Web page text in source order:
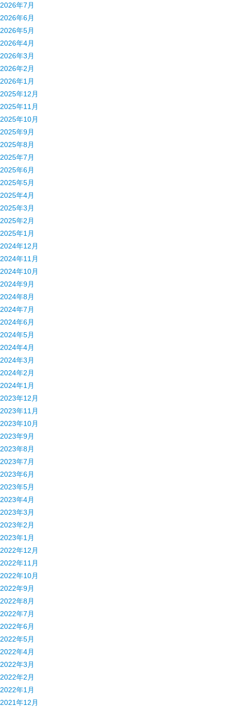
2026年7月
2026年6月
2026年5月
2026年4月
2026年3月
2026年2月
2026年1月
2025年12月
2025年11月
2025年10月
2025年9月
2025年8月
2025年7月
2025年6月
2025年5月
2025年4月
2025年3月
2025年2月
2025年1月
2024年12月
2024年11月
2024年10月
2024年9月
2024年8月
2024年7月
2024年6月
2024年5月
2024年4月
2024年3月
2024年2月
2024年1月
2023年12月
2023年11月
2023年10月
2023年9月
2023年8月
2023年7月
2023年6月
2023年5月
2023年4月
2023年3月
2023年2月
2023年1月
2022年12月
2022年11月
2022年10月
2022年9月
2022年8月
2022年7月
2022年6月
2022年5月
2022年4月
2022年3月
2022年2月
2022年1月
2021年12月